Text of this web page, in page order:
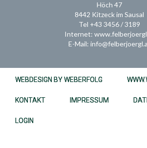
Höch 47
8442 Kitzeck im Sausal
Tel +43 3456 / 3189
Internet:
E-Mail:
WEBDESIGN BY WEBERFOLG
KONTAKT IMPRESSUM
LOGIN